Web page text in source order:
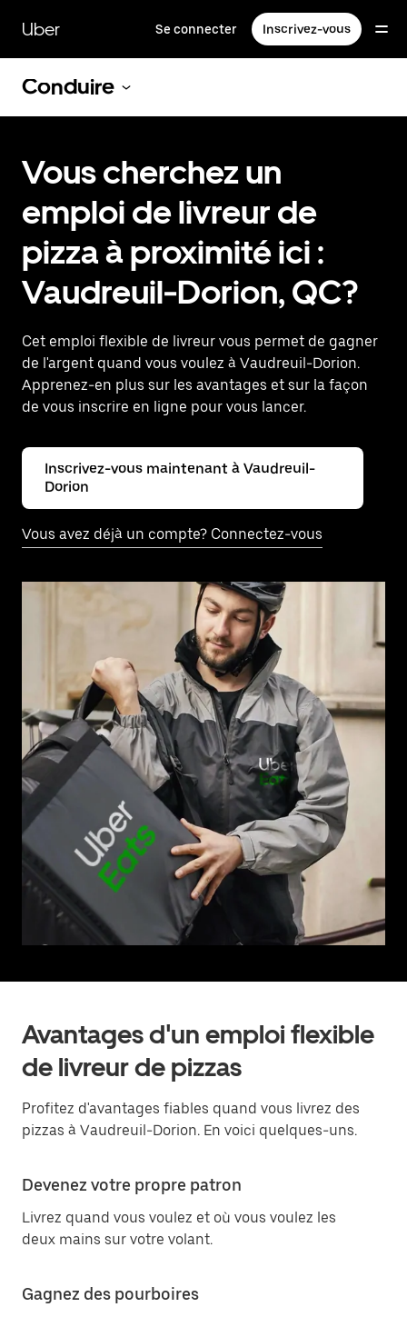
contenu
principal
Uber Se connecter Inscrivez-vous
Conduire
Vous cherchez un
emploi de livreur de
pizza à proximité ici :
Vaudreuil-Dorion, QC?
Cet emploi flexible de livreur vous permet de gagner
de l'argent quand vous voulez à Vaudreuil-Dorion.
Apprenez-en plus sur les avantages et sur la façon
de vous inscrire en ligne pour vous lancer.
Inscrivez-vous maintenant à Vaudreuil-
Dorion
Vous avez déjà un compte? Connectez-vous
Avantages d'un emploi flexible
de livreur de pizzas
Profitez d'avantages fiables quand vous livrez des
pizzas à Vaudreuil-Dorion. En voici quelques-uns.
Devenez votre propre patron
Livrez quand vous voulez et où vous voulez les
deux mains sur votre volant.
Gagnez des pourboires